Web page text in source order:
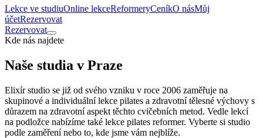
Lekce ve studiuOnline lekceReformeryCeníkO násMůj
účetRezervovat
Rezervovat
Kde nás najdete
Naše studia v Praze
Elixír studio se již od svého vzniku v roce 2006 zaměřuje na
skupinové a individuální lekce pilates a zdravotní tělesné výchovy s
důrazem na zdravotní aspekt těchto cvičebních metod. Vedle lekcí
na podložce nabízíme také lekce pilates reformer. Vyberte si studio
podle zaměření nebo to, kde jsme vám nejblíže.